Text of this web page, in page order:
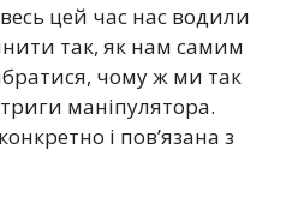
цей час нас водили
так, як нам самим
чому ж ми так
маніпулятора.
і пов’язана з